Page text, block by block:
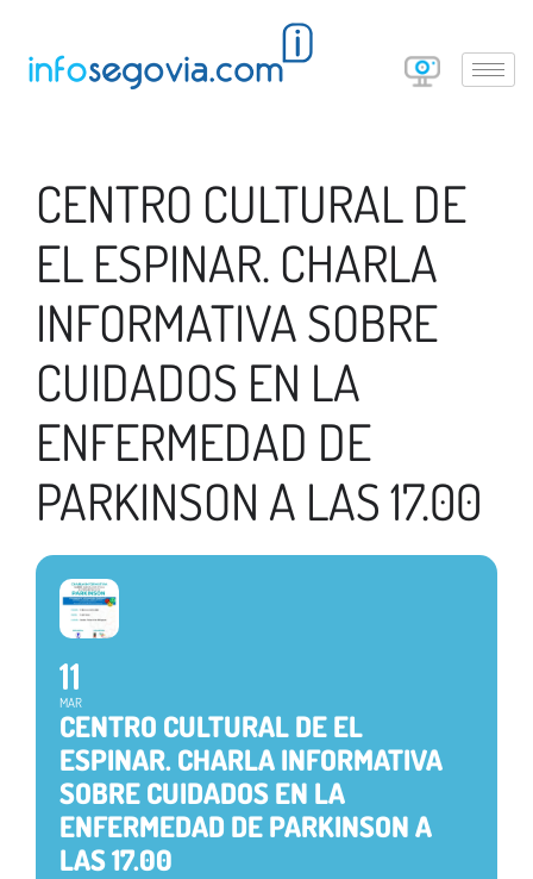
CENTRO CULTURAL DE
EL ESPINAR. CHARLA
INFORMATIVA SOBRE
CUIDADOS EN LA
ENFERMEDAD DE
PARKINSON A LAS 17.00
11
MAR
CENTRO CULTURAL DE EL
ESPINAR. CHARLA INFORMATIVA
SOBRE CUIDADOS EN LA
ENFERMEDAD DE PARKINSON A
LAS 17.00